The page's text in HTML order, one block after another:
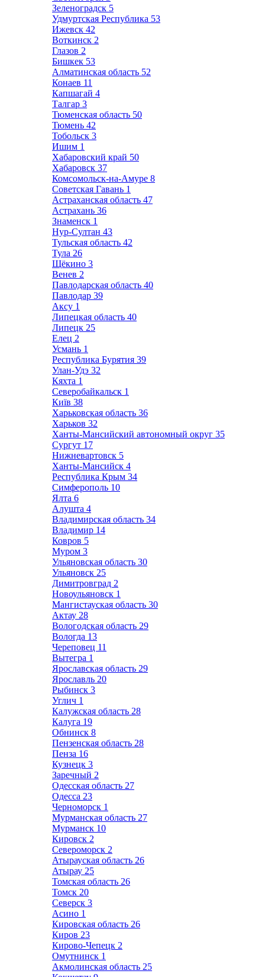
Зеленоградск 5
Удмуртская Республика 53
Ижевск 42
Воткинск 2
Глазов 2
Бишкек 53
Алматинская область 52
Конаев 11
Капшагай 4
Талгар 3
Тюменская область 50
Тюмень 42
Тобольск 3
Ишим 1
Хабаровский край 50
Хабаровск 37
Комсомольск-на-Амуре 8
Советская Гавань 1
Астраханская область 47
Астрахань 36
Знаменск 1
Нур-Султан 43
Тульская область 42
Тула 26
Щёкино 3
Венев 2
Павлодарская область 40
Павлодар 39
Аксу 1
Липецкая область 40
Липецк 25
Елец 2
Усмань 1
Республика Бурятия 39
Улан-Удэ 32
Кяхта 1
Северобайкальск 1
Київ 38
Харьковская область 36
Харьков 32
Ханты-Мансийский автономный округ 35
Сургут 17
Нижневартовск 5
Ханты-Мансийск 4
Республика Крым 34
Симферополь 10
Ялта 6
Алушта 4
Владимирская область 34
Владимир 14
Ковров 5
Муром 3
Ульяновская область 30
Ульяновск 25
Димитровград 2
Новоульяновск 1
Мангистауская область 30
Актау 28
Вологодская область 29
Вологда 13
Череповец 11
Вытегра 1
Ярославская область 29
Ярославль 20
Рыбинск 3
Углич 1
Калужская область 28
Калуга 19
Обнинск 8
Пензенская область 28
Пенза 16
Кузнецк 3
Заречный 2
Одесская область 27
Одесса 23
Черноморск 1
Мурманская область 27
Мурманск 10
Кировск 2
Североморск 2
Атырауская область 26
Атырау 25
Томская область 26
Томск 20
Северск 3
Асино 1
Кировская область 26
Киров 23
Кирово-Чепецк 2
Омутнинск 1
Акмолинская область 25